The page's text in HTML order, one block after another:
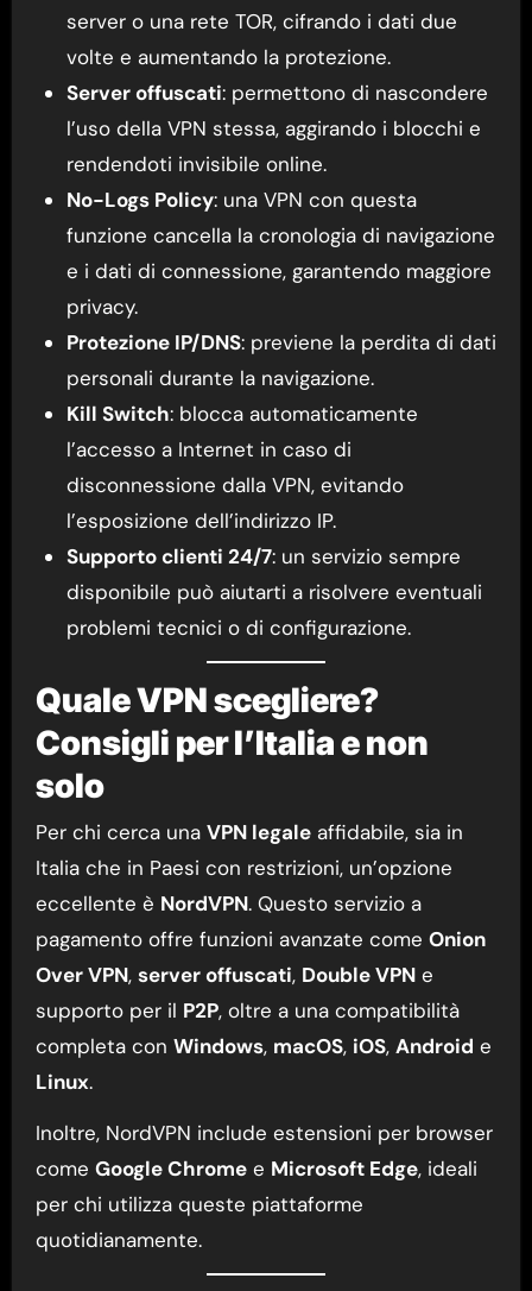
server o una rete TOR, cifrando i dati due
volte e aumentando la protezione.
Server offuscati: permettono di nascondere
l’uso della VPN stessa, aggirando i blocchi e
rendendoti invisibile online.
No-Logs Policy: una VPN con questa
funzione cancella la cronologia di navigazione
e i dati di connessione, garantendo maggiore
privacy.
Protezione IP/DNS: previene la perdita di dati
personali durante la navigazione.
Kill Switch: blocca automaticamente
l’accesso a Internet in caso di
disconnessione dalla VPN, evitando
l’esposizione dell’indirizzo IP.
Supporto clienti 24/7: un servizio sempre
disponibile può aiutarti a risolvere eventuali
problemi tecnici o di configurazione.
Quale VPN scegliere?
Consigli per l’Italia e non
solo
Per chi cerca una VPN legaleaffidabile, sia in
Italia che in Paesi con restrizioni, un’opzione
eccellente è NordVPN. Questo servizio a
pagamento offre funzioni avanzate come Onion
Over VPN, server offuscati, Double VPNe
supporto per il P2P, oltre a una compatibilità
completa con Windows, macOS, iOS, Android e
Linux.
Inoltre, NordVPN include estensioni per browser
come Google Chromee Microsoft Edge, ideali
per chi utilizza queste piattaforme
quotidianamente.